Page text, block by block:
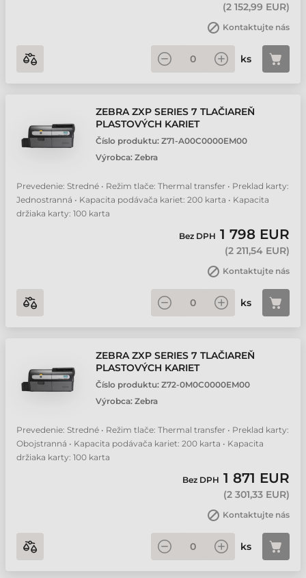
(2 152,99 EUR)
Kontaktujte nás
ks
ZEBRA ZXP SERIES 7 TLAČIAREŇ
PLASTOVÝCH KARIET
Číslo produktu: Z71-A00C0000EM00
Výrobca: Zebra
Prevedenie: Stredné • Režim tlače: Thermal transfer • Preklad karty:
Jednostranná • Kapacita podávača kariet: 200 karta • Kapacita
držiaka karty: 100 karta
Bez DPH 1 798 EUR
(2 211,54 EUR)
Kontaktujte nás
ks
ZEBRA ZXP SERIES 7 TLAČIAREŇ
PLASTOVÝCH KARIET
Číslo produktu: Z72-0M0C0000EM00
Výrobca: Zebra
Prevedenie: Stredné • Režim tlače: Thermal transfer • Preklad karty:
Obojstranná • Kapacita podávača kariet: 200 karta • Kapacita
držiaka karty: 100 karta
Bez DPH 1 871 EUR
(2 301,33 EUR)
Kontaktujte nás
ks